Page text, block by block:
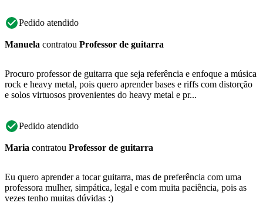
Pedido atendido
Manuela contratou Professor de guitarra
Procuro professor de guitarra que seja referência e enfoque a música
rock e heavy metal, pois quero aprender bases e riffs com distorção
e solos virtuosos provenientes do heavy metal e pr...
Pedido atendido
Maria contratou Professor de guitarra
Eu quero aprender a tocar guitarra, mas de preferência com uma
professora mulher, simpática, legal e com muita paciência, pois as
vezes tenho muitas dúvidas :)